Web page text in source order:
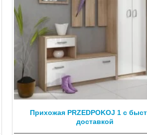
Прихожая PRZEDPOKOJ 1 с
доставкой